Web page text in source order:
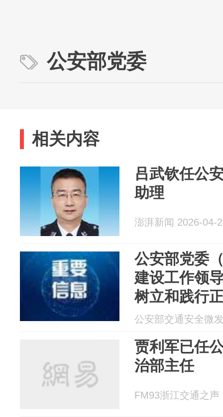
公安部党委
相关内容
吕武钦任公
助理
澎湃新闻 2026-04-
公安部党委
建设工作领
树立和践行
公安部交通安全微
贾利军已任
治部主任
FM93浙江交通之声